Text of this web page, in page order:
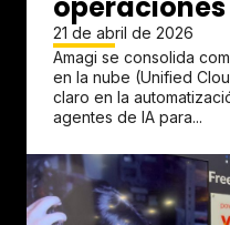
21 de abril de 2026
Amagi se consolida
en la nube (Unified
claro en la
agentes de IA para...